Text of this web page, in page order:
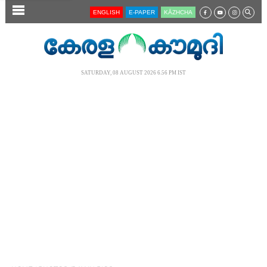
SECTIONS ENGLISH E-PAPER KĀZHCHA
SATURDAY, 08 AUGUST 2026 6.56 PM IST